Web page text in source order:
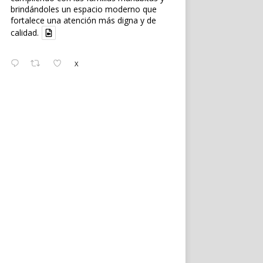
brindándoles un espacio moderno que
fortalece una atención más digna y de
calidad.
X